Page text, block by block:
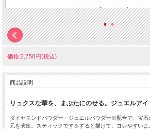
価格:2,750円(税込)
商品説明
リュクスな華を、まぶたにのせる。 ジュエルア
ダイヤモンドパウダー・ジュエルパウダー※配合で、宝石
元を演出。スティックでするすると描けて、ヨレやすい